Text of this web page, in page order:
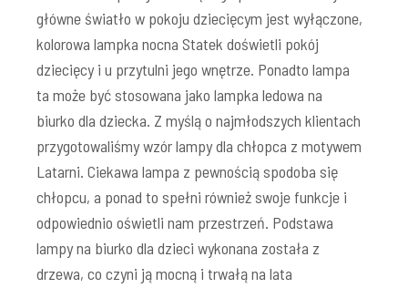
główne światło w pokoju dziecięcym jest wyłączone,
kolorowa lampka nocna Statek doświetli pokój
dziecięcy i u przytulni jego wnętrze. Ponadto lampa
ta może być stosowana jako lampka ledowa na
biurko dla dziecka. Z myślą o najmłodszych klientach
przygotowaliśmy wzór lampy dla chłopca z motywem
Latarni. Ciekawa lampa z pewnością spodoba się
chłopcu, a ponad to spełni również swoje funkcje i
odpowiednio oświetli nam przestrzeń. Podstawa
lampy na biurko dla dzieci wykonana została z
drzewa, co czyni ją mocną i trwałą na lata